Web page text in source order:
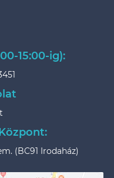
15:00-ig):
(BC91 Irodaház)